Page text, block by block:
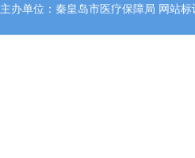
主办单位：秦皇岛市医疗保障局 网站